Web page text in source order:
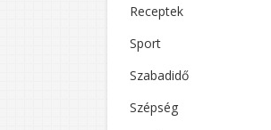
Receptek
Sport
Szabadidő
Szépség